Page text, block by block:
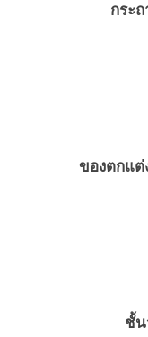
กระ
ของตกแต่
ชั้น